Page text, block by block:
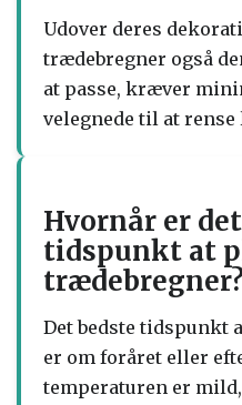
Udover deres
trædebregner også
at passe, kræver
velegnede til at
Hvornår er
tidspunkt at
Det bedste tidspunkt
er om foråret eller
temperaturen er